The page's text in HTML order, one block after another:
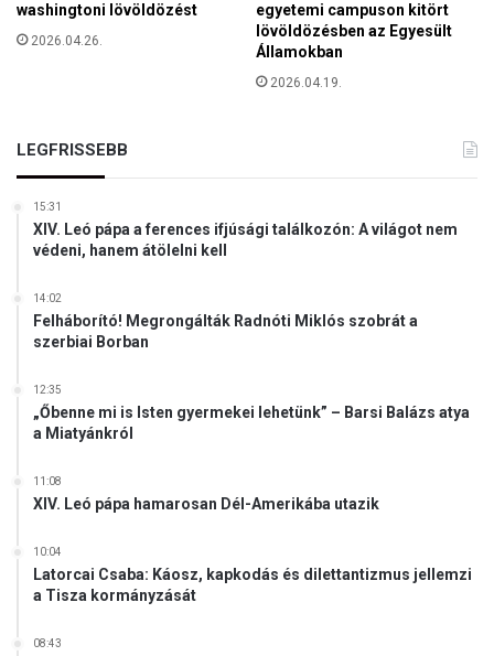
e
r
i
„
e
washingtoni lövöldözést
2026.04.26.
egyetemi campuson kitört
lövöldözésben az Egyesült
Államokban
2026.04.19.
LEGFRISSEBB
15:31
XIV. Leó pápa a ferences ifjúsági találkozón: A világot nem
védeni, hanem átölelni kell
14:02
Felháborító! Megrongálták Radnóti Miklós szobrát a
szerbiai Borban
12:35
„Őbenne mi is Isten gyermekei lehetünk” – Barsi Balázs atya
a Miatyánkról
11:08
XIV. Leó pápa hamarosan Dél-Amerikába utazik
10:04
Latorcai Csaba: Káosz, kapkodás és dilettantizmus jellemzi
a Tisza kormányzását
08:43